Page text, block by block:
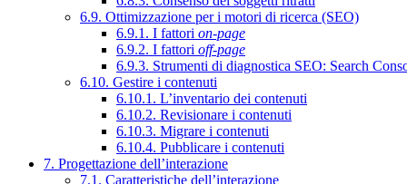
6.9. Ottimizzazione per i motori di ricerca (SEO)
6.9.1. I fattori on-page
6.9.2. I fattori off-page
6.9.3. Strumenti di diagnostica SEO: Search
6.10. Gestire i contenuti
6.10.1. L’inventario dei contenuti
6.10.2. Revisionare i contenuti
6.10.3. Migrare i contenuti
6.10.4. Pubblicare i contenuti
7. Progettazione dell’interazione
7.1. Caratteristiche dell’interazione